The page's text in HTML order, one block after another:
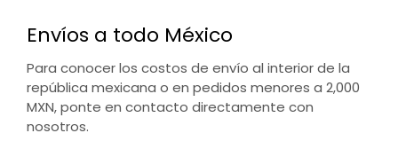
Envíos a todo México
Para conocer los costos de envío al interior de la
república mexicana o en pedidos menores a 2,000
MXN, ponte en contacto directamente con
nosotros.